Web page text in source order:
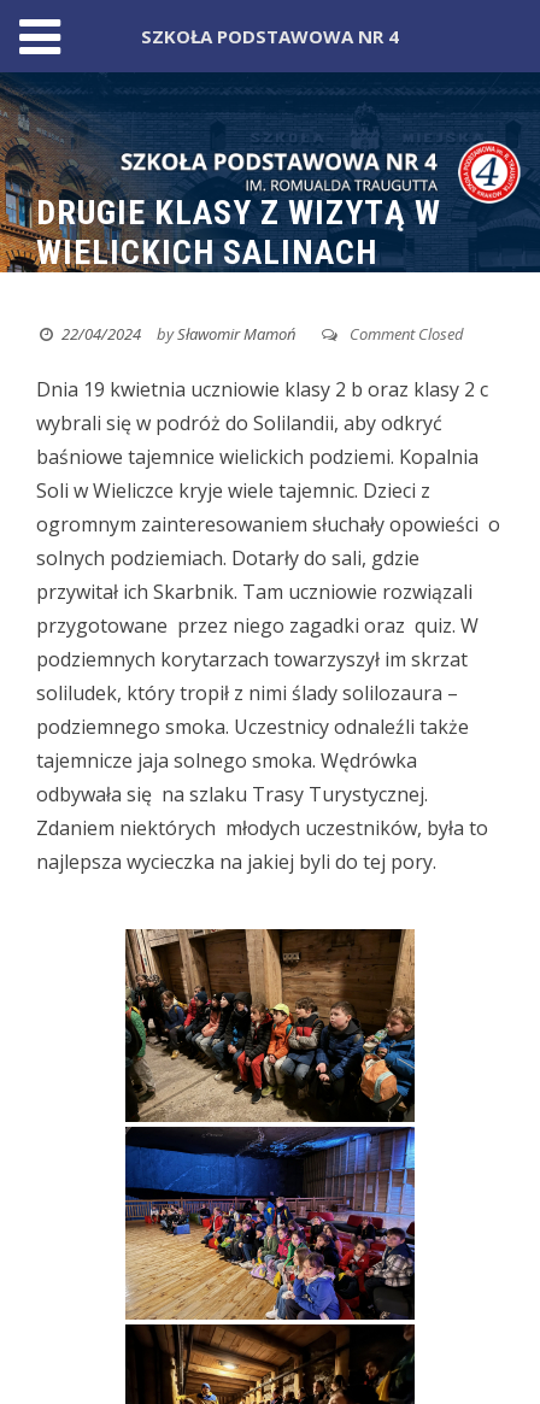
Skip
to
content
DRUGIE KLASY Z WIZYTĄ W
WIELICKICH SALINACH
22/04/2024 bySławomir Mamoń Comment Closed
Dnia 19 kwietnia uczniowie klasy 2 b oraz klasy 2 c
wybrali się w podróż do Solilandii, aby odkryć
baśniowe tajemnice wielickich podziemi. Kopalnia
Soli w Wieliczce kryje wiele tajemnic. Dzieci z
ogromnym zainteresowaniem słuchały opowieści o
solnych podziemiach. Dotarły do sali, gdzie
przywitał ich Skarbnik. Tam uczniowie rozwiązali
przygotowane przez niego zagadki oraz quiz. W
podziemnych korytarzach towarzyszył im skrzat
soliludek, który tropił z nimi ślady solilozaura –
podziemnego smoka. Uczestnicy odnaleźli także
tajemnicze jaja solnego smoka. Wędrówka
odbywała się na szlaku Trasy Turystycznej.
Zdaniem niektórych młodych uczestników, była to
najlepsza wycieczka na jakiej byli do tej pory.
SZKOŁA PODSTAWOWA NR 4